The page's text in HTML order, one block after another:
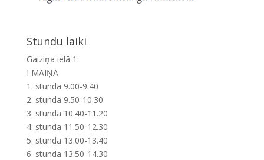
Stundu laiki
Gaiziņa ielā 1:
I MAIŅA
1. stunda 9.00-9.40
2. stunda 9.50-10.30
3. stunda 10.40-11.20
4. stunda 11.50-12.30
5. stunda 13.00-13.40
6. stunda 13.50-14.30